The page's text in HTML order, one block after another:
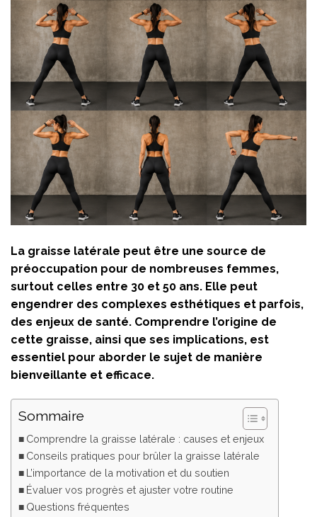
La graisse latérale peut être une source de
préoccupation pour de nombreuses femmes,
surtout celles entre 30 et 50 ans. Elle peut
engendrer des complexes esthétiques et parfois,
des enjeux de santé. Comprendre l’origine de
cette graisse, ainsi que ses implications, est
essentiel pour aborder le sujet de manière
bienveillante et efficace.
Sommaire
Comprendre la graisse latérale : causes et enjeux
Conseils pratiques pour brûler la graisse latérale
L’importance de la motivation et du soutien
Évaluer vos progrès et ajuster votre routine
Questions fréquentes